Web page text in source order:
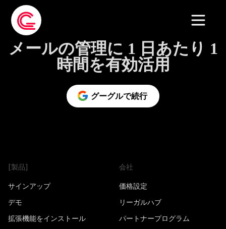
メールの管理に 1 日あたり 1
時間を有効活用
グーグルで続行
[製品]
サインアップ
デモ
拡張機能をインストール
会社
価格設定
リーガルハブ
パートナープログラム